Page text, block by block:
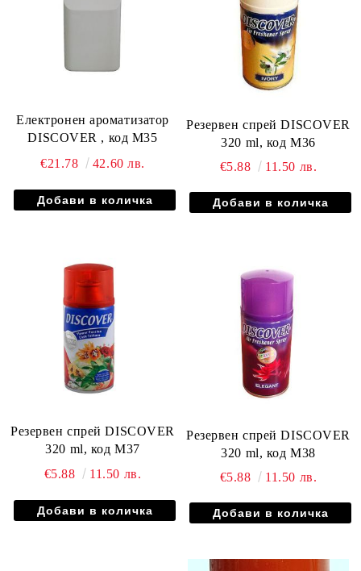
Eлектронен ароматизатор
DISCOVER , код М35
€21.78
42.60 лв.
Резервен спрей DISCOVER
320 ml, код М36
€5.88
11.50 лв.
Резервен спрей DISCOVER
320 ml, код М37
€5.88
11.50 лв.
Резервен спрей DISCOVER
320 ml, код М38
€5.88
11.50 лв.